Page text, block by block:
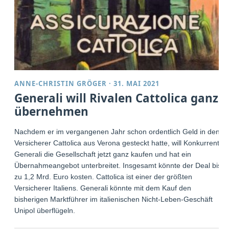
ANNE-CHRISTIN GRÖGER ·31. MAI 2021
Generali will Rivalen Cattolica ganz
übernehmen
Nachdem er im vergangenen Jahr schon ordentlich Geld in den
Versicherer Cattolica aus Verona gesteckt hatte, will Konkurrent
Generali die Gesellschaft jetzt ganz kaufen und hat ein
Übernahmeangebot unterbreitet. Insgesamt könnte der Deal bis
zu 1,2 Mrd. Euro kosten. Cattolica ist einer der größten
Versicherer Italiens. Generali könnte mit dem Kauf den
bisherigen Marktführer im italienischen Nicht-Leben-Geschäft
Unipol überflügeln.